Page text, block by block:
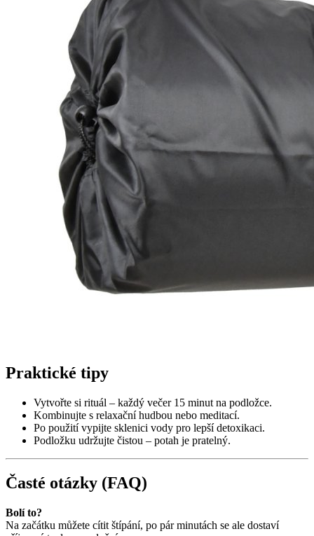
Praktické tipy
Vytvořte si rituál – každý večer 15 minut na podložce.
Kombinujte s relaxační hudbou nebo meditací.
Po použití vypijte sklenici vody pro lepší detoxikaci.
Podložku udržujte čistou – potah je pratelný.
Časté otázky (FAQ)
Bolí to?
Na začátku můžete cítit štípání, po pár minutách se ale dostaví